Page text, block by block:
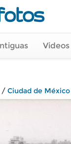
/ Ciudad de México